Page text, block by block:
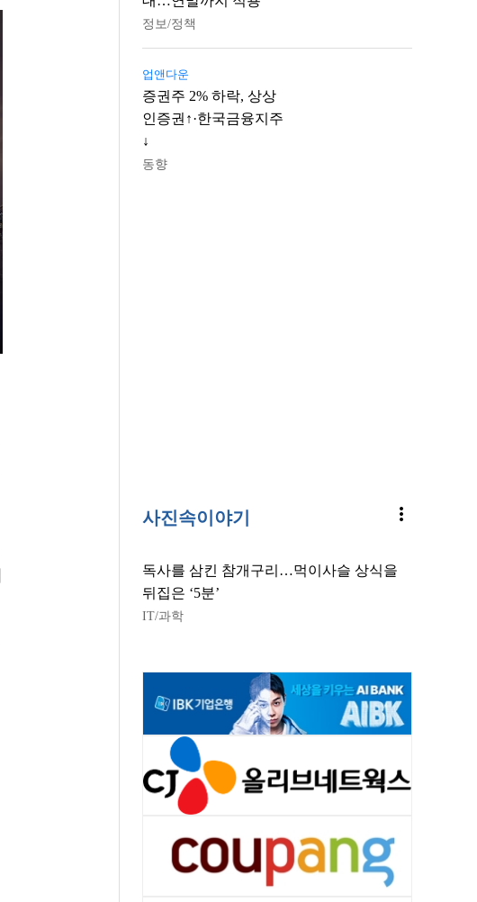
정보/정책
업앤다운
증권주 2% 하락, 상상
인증권↑·한국금융지주
↓
동향
사진속이야기 more_vert
독사를 삼킨 참개구리…먹이사슬 상식을
뒤집은 ‘5분’
IT/과학